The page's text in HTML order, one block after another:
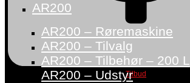
Tilbud
AR200
AR200 – Røremaskine
AR200 – Tilvalg
AR200 – Tilbehør – 200 L
AR200 – Udstyr